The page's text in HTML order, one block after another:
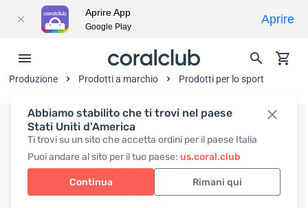
Abbiamo stabilito che ti trovi nel paese
Stati Uniti d'America
Ti trovi su un sito che accetta ordini per il paese Italia
Puoi andare al sito per il tuo paese: us.coral.club
Continua Rimani qui
Produzione Prodotti a marchio Prodotti per lo sport
Aprire App
Google Play
Aprire